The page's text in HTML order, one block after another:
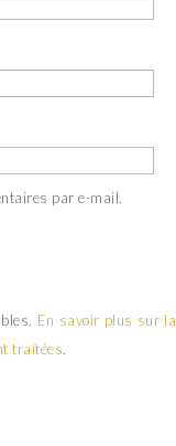
par e-mail.
En savoir plus sur la
traitées.